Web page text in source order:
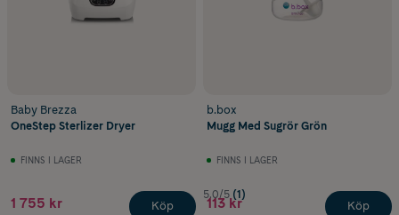
Baby Brezza
OneStep Sterlizer Dryer
FINNS I LAGER
1 755 kr Köp
b.box
Mugg Med Sugrör Grön
FINNS I LAGER
5.0/5 (1)
113 kr Köp